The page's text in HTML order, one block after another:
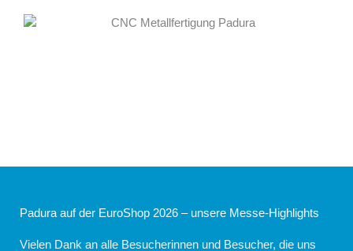
Padura auf der EuroShop 2026 – unsere Messe-Highlights
Vielen Dank an alle Besucherinnen und Besucher, die uns